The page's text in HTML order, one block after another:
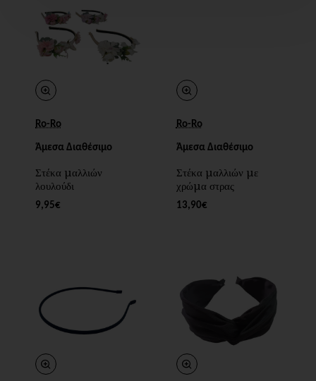
Ro-Ro
Άμεσα Διαθέσιμο
Στέκα μαλλιών
λουλούδι
9,95€
Ro-Ro
Άμεσα Διαθέσιμο
Στέκα μαλλιών με
χρώμα στρας
13,90€